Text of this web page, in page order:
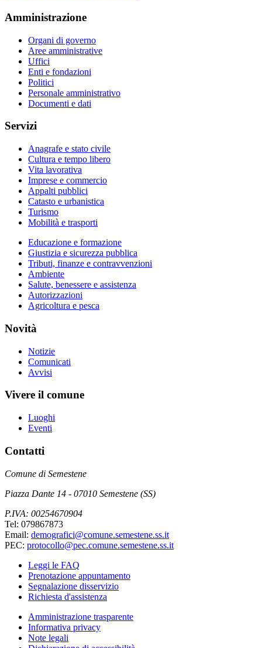
Amministrazione
Organi di governo
Aree amministrative
Uffici
Enti e fondazioni
Politici
Personale amministrativo
Documenti e dati
Servizi
Anagrafe e stato civile
Cultura e tempo libero
Vita lavorativa
Imprese e commercio
Appalti pubblici
Catasto e urbanistica
Turismo
Mobilità e trasporti
Educazione e formazione
Giustizia e sicurezza pubblica
Tributi, finanze e contravvenzioni
Ambiente
Salute, benessere e assistenza
Autorizzazioni
Agricoltura e pesca
Novità
Notizie
Comunicati
Avvisi
Vivere il comune
Luoghi
Eventi
Contatti
Comune di Semestene
Piazza Dante 14 - 07010 Semestene (SS)
P.IVA: 00254670904
Tel: 079867873
Email: demografici@comune.semestene.ss.it
PEC: protocollo@pec.comune.semestene.ss.it
Leggi le FAQ
Prenotazione appuntamento
Segnalazione disservizio
Richiesta d'assistenza
Amministrazione trasparente
Informativa privacy
Note legali